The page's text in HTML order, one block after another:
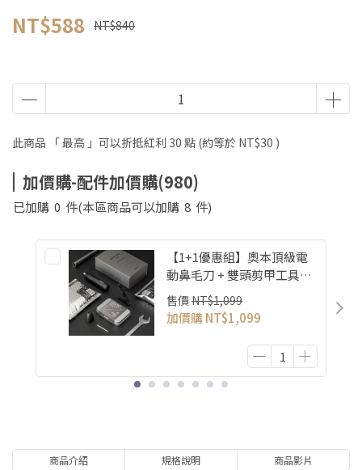
NT$588 NT$840
此商品 「 最高 」可以折抵紅利 30 點 (約等於 NT$30 )
加價購-配件加價購(980)
已加購 0 件(本區商品可以加購 8 件)
【1+1優惠組】奧本頂級電
動鼻毛刀 + 雙頭剪甲工具組
(MB-041B+CT-01)
售價 NT$1,099
加價購NT$1,099
商品介紹 規格說明 商品影片